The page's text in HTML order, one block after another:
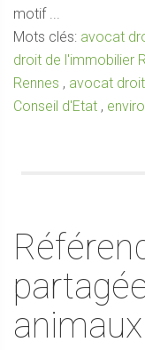
motif ...
Mots clés: avocat
droit de l'immobilier
Rennes , avocat
Conseil d'Etat ,
animaux